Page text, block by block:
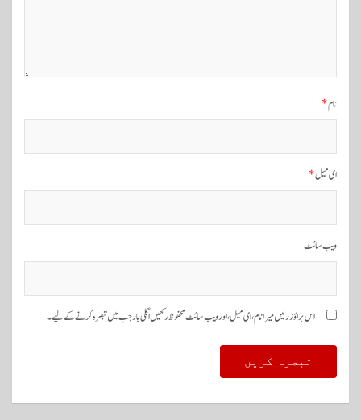
ننام*
ای میل*
ویب‌ سائٹ
اس براؤزر میں میرا نام، ای میل، اور ویب سائٹ محفوظ رکھیں اگلی بار جب میں تبصرہ کرنے کےلیے۔